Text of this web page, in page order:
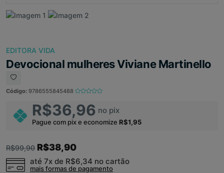
EDITORA VIDA
Devocional mulheres Viviane Martinello
Código: 9786555845488
R$36,96 no pix
Pague com pix e economize R$1,95
R$99,90 R$38,90
até 7x de R$6,34 no cartão
mais formas de pagamento